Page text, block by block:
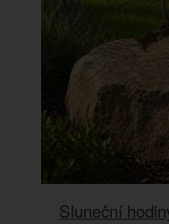
Sluneční